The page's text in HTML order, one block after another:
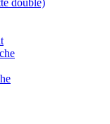
double)